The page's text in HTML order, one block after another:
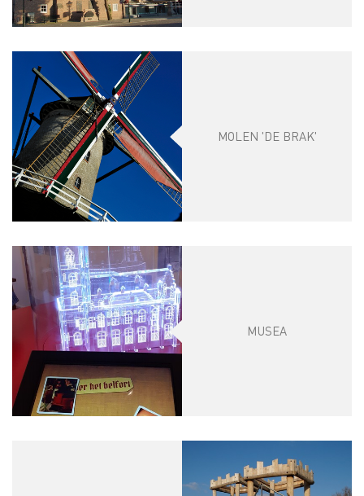
MOLEN 'DE BRAK'
MUSEA